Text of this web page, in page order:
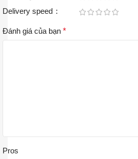
Delivery speed
Đánh giá của bạn *
Pros